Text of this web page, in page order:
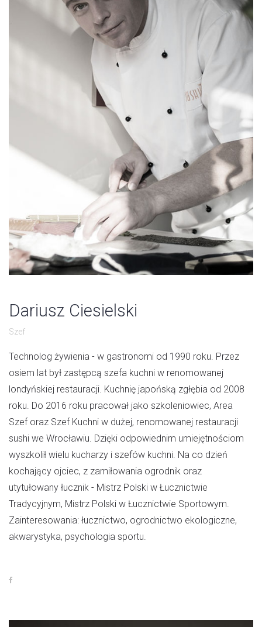
Dariusz Ciesielski
Szef
Technolog żywienia - w gastronomi od 1990 roku. Przez
osiem lat był zastępcą szefa kuchni w renomowanej
londyńskiej restauracji. Kuchnię japońską zgłębia od 2008
roku. Do 2016 roku pracował jako szkoleniowiec, Area
Szef oraz Szef Kuchni w dużej, renomowanej restauracji
sushi we Wrocławiu. Dzięki odpowiednim umiejętnościom
wyszkolił wielu kucharzy i szefów kuchni. Na co dzień
kochający ojciec, z zamiłowania ogrodnik oraz
utytułowany łucznik - Mistrz Polski w Łucznictwie
Tradycyjnym, Mistrz Polski w Łucznictwie Sportowym.
Zainteresowania: łucznictwo, ogrodnictwo ekologiczne,
akwarystyka, psychologia sportu.